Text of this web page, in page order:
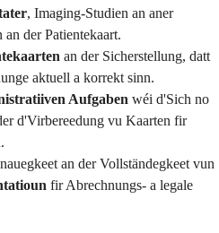
, Imaging-Studien an aner
der Patientekaart.
an der Sicherstellung, datt
aktuell a korrekt sinn.
Aufgaben wéi d'Sich no
d'Virbereedung vu Kaarten fir
an der Vollständegkeet vun
fir Abrechnungs- a legale